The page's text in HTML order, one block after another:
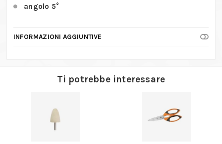
quantità
angolo 5°
INFORMAZIONI AGGIUNTIVE
Ti potrebbe interessare